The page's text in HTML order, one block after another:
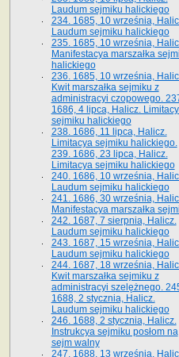
Laudum sejmiku halickiego
234. 1685, 10 września,
Laudum sejmiku halickiego
235. 1685, 10 września,
Manifestacya marszałka
halickiego
236. 1685, 10 września,
Kwit marszałka sejmiku z
administracyi czopowego.
1686, 4 lipca, Halicz.
sejmiku halickiego
238. 1686, 11 lipca, Halicz.
Limitacya sejmiku halickiego.
239. 1686, 23 lipca, Halicz.
Limitacya sejmiku halickiego
240. 1686, 10 września,
Laudum sejmiku halickiego
241. 1686, 30 września,
Manifestacya marszałka
242. 1687, 7 sierpnia, Halicz.
Laudum sejmiku halickiego
243. 1687, 15 września,
Laudum sejmiku halickiego
244. 1687, 18 września,
Kwit marszałka sejmiku z
administracyi szelężnego.
1688, 2 stycznia, Halicz.
Laudum sejmiku halickiego
246. 1688, 2 stycznia, Halicz.
Instrukcya sejmiku posłom na
sejm walny
247. 1688, 13 września,